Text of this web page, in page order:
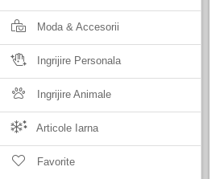
Moda & Accesorii
Ingrijire Personala
Ingrijire Animale
Articole Iarna
Favorite